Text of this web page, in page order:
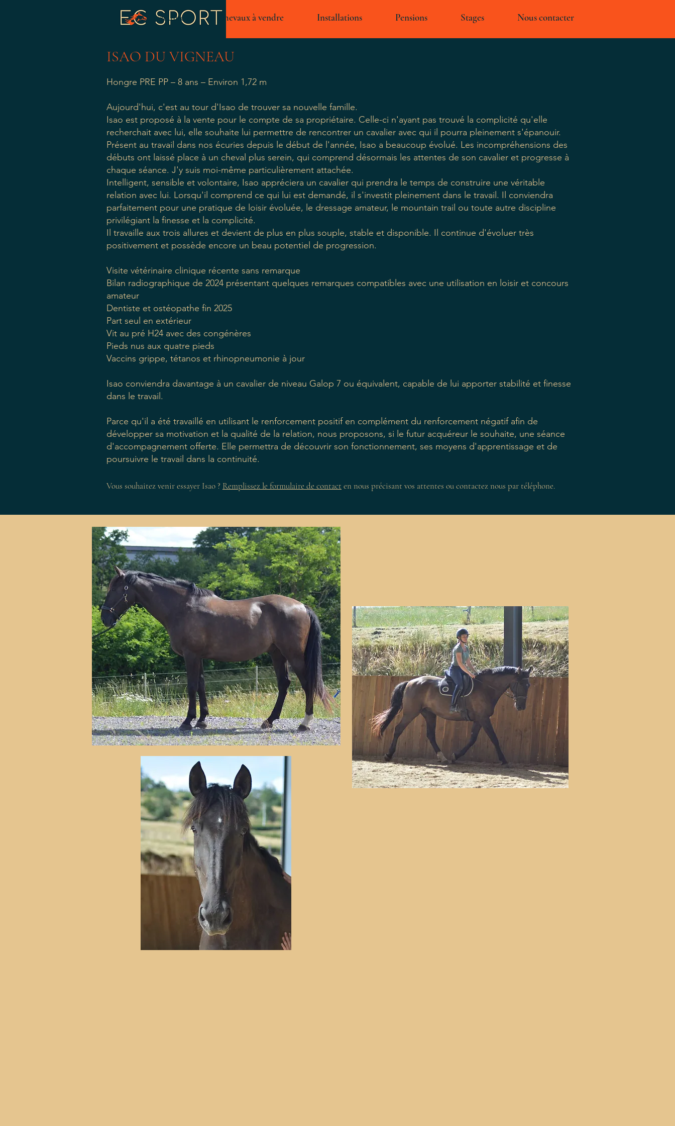
L'équipe Chevaux à vendre Installations Pensions Stages Nous contacter
ISAO DU VIGNEAU
Hongre PRE PP – 8 ans – Environ 1,72 m
Aujourd'hui, c'est au tour d'Isao de trouver sa nouvelle famille.
Isao est proposé à la vente pour le compte de sa propriétaire. Celle-ci n'ayant pas trouvé la complicité qu'elle
recherchait avec lui, elle souhaite lui permettre de rencontrer un cavalier avec qui il pourra pleinement s'épanouir.
Présent au travail dans nos écuries depuis le début de l'année, Isao a beaucoup évolué. Les incompréhensions des
débuts ont laissé place à un cheval plus serein, qui comprend désormais les attentes de son cavalier et progresse à
chaque séance. J'y suis moi-même particulièrement attachée.
Intelligent, sensible et volontaire, Isao appréciera un cavalier qui prendra le temps de construire une véritable
relation avec lui. Lorsqu'il comprend ce qui lui est demandé, il s'investit pleinement dans le travail. Il conviendra
parfaitement pour une pratique de loisir évoluée, le dressage amateur, le mountain trail ou toute autre discipline
privilégiant la finesse et la complicité.
Il travaille aux trois allures et devient de plus en plus souple, stable et disponible. Il continue d'évoluer très
positivement et possède encore un beau potentiel de progression.
Visite vétérinaire clinique récente sans remarque
Bilan radiographique de 2024 présentant quelques remarques compatibles avec une utilisation en loisir et concours
amateur
Dentiste et ostéopathe fin 2025
Part seul en extérieur
Vit au pré H24 avec des congénères
Pieds nus aux quatre pieds
Vaccins grippe, tétanos et rhinopneumonie à jour
Isao conviendra davantage à un cavalier de niveau Galop 7 ou équivalent, capable de lui apporter stabilité et finesse
dans le travail.
Parce qu'il a été travaillé en utilisant le renforcement positif en complément du renforcement négatif afin de
développer sa motivation et la qualité de la relation, nous proposons, si le futur acquéreur le souhaite, une séance
d'accompagnement offerte. Elle permettra de découvrir son fonctionnement, ses moyens d'apprentissage et de
poursuivre le travail dans la continuité.
Vous souhaitez venir essayer Isao ? Remplissez le formulaire de contact en nous précisant vos attentes ou contactez nous par téléphone.